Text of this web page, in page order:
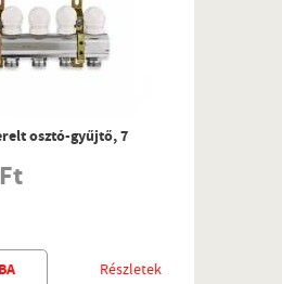
osztó-gyűjtő, 7
Részletek